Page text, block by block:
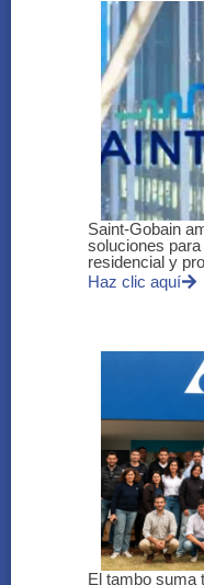
Saint-Gobain
soluciones
residencial y
Haz clic aquí
El tambo suma